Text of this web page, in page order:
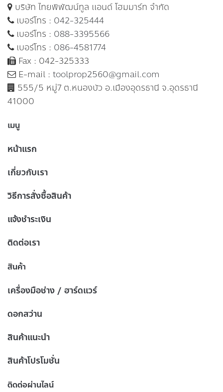
บริษัท ไทยพิพัฒน์ทูล แอนด์ โฮมมาร์ท จำกัด
เบอร์โทร : 042-325444
เบอร์โทร : 088-3395566
เบอร์โทร : 086-4581774
Fax : 042-325333
E-mail : toolprop2560@gmail.com
555/5 หมู่7 ต.หนองบัว อ.เมืองอุดรธานี จ.อุดรธานี
41000
เมนู
หน้าแรก
เกี่ยวกับเรา
วิธีการสั่งซื้อสินค้า
แจ้งชำระเงิน
ติดต่อเรา
สินค้า
เครื่องมือช่าง / ฮาร์ดแวร์
ดอกสว่าน
สินค้าแนะนำ
สินค้าโปรโมชั่น
ติดต่อผ่านไลน์